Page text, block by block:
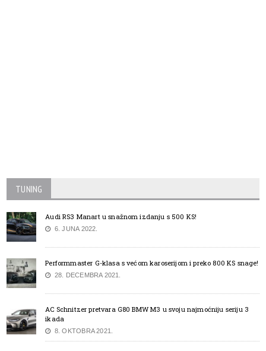
TUNING
Audi RS3 Manart u snažnom izdanju s 500 KS!
6. JUNA 2022.
Performmaster G-klasa s većom karoserijom i preko 800 KS snage!
28. DECEMBRA 2021.
AC Schnitzer pretvara G80 BMW M3 u svoju najmoćniju seriju 3
ikada
8. OKTOBRA 2021.